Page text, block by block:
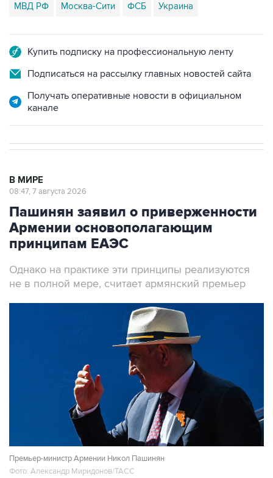
МВД РФ Москва-Сити ФСБ Украина
Купить подписку на профессиональную ленту
Подписаться на рассылку главных новостей сайта
Получать оперативные новости в официальном
канале
В МИРЕ
08:47, 7 августа 2026
Пашинян заявил о приверженности
Армении основополагающим
принципам ЕАЭС
Однако на практике эти принципы реализуются
не в полной мере, считает армянский премьер
Премьер-министр Армении Никол Пашинян
Фото: Александр Миридонов/ТАСС